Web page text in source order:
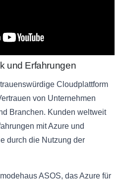
und Erfahrungen
Cloudplattform
von Unternehmen
Branchen. Kunden weltweit
mit Azure und
durch die Nutzung der
ASOS, das Azure für